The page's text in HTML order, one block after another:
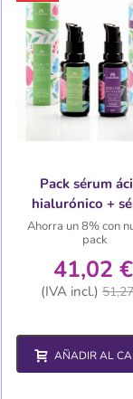
Pack sérum
hialurónico +
efecto
Ahorra un 8% con
pack
41,02 €
(IVA incl.)
AÑADIR AL